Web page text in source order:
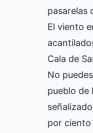
pasarelas
El viento
Cala de
No
pueblo de
por ciento